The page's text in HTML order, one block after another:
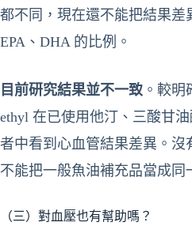
都不同，現在還不能把結果差
EPA、DHA 的比例。
目前研究結果並不一致 。較明
ethyl 在已使用他汀、三酸甘
者中看到心血管結果差異。沒
不能把一般魚油補充品當成同
（三）對血壓也有幫助嗎？